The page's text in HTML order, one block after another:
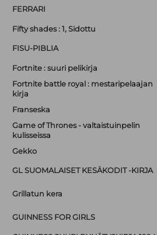
FERRARI
Fifty shades : 1, Sidottu
FISU-PIBLIA
Fortnite : suuri pelikirja
Fortnite battle royal : mestaripelaajan
kirja
Franseska
Game of Thrones - valtaistuinpelin
kulisseissa
Gekko
GL SUOMALAISET KESÄKODIT -KIRJA
Grillatun kera
GUINNESS FOR GIRLS